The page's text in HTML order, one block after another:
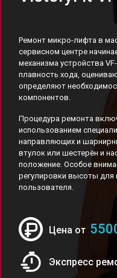
Ремонт микро-лифта в
сервисном центре
механизма устройства
плавность хода,
определяют
компонентов.
Процедура ремонта
использованием
направляющих и
втулок или шестерён и
положение. Особое
регулировки высоты для
пользователя.
Цена от
Экспресс